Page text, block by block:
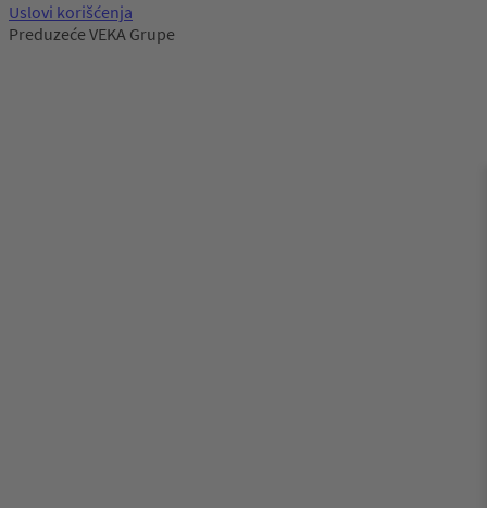
Uslovi korišćenja
Preduzeće VEKA Grupe